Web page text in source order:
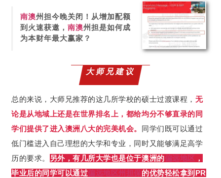
南澳州担今晚关闭！从增加配额
到火速获邀， 南澳州担是如何成
为本财年最大赢家？
大师兄建议
总的来说，大师兄推荐的这几所学校的硕士过渡课程， 无
论是从地域上还是在世界排名上，都给均分不够直录的同
学们提供了进入澳洲八大的完美机会。 同学们既可以通过
低门槛进入自己理想的大学和专业，同时又能够满足高学
历的要求。
另外，有几所大学也是位于澳洲的偏远地区 ，
毕业后的同学可以通过偏远地区州担保的优势轻松拿到PR